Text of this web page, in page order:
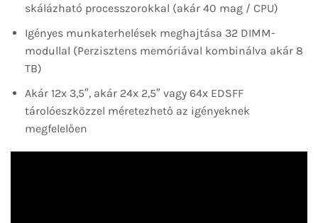
skálázható processzorokkal (akár 40 mag / CPU)
Igényes munkaterhelések meghajtása 32 DIMM-
modullal (Perzisztens memóriával kombinálva akár 8
TB)
Akár 12x 3,5″, akár 24x 2,5″ vagy 64x EDSFF
tárolóeszközzel méretezhető az igényeknek
megfelelően